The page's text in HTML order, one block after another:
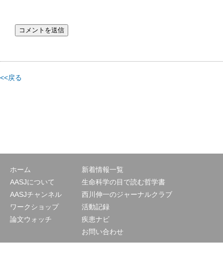
<<戻る
ホーム
AASJについて
AASJチャンネル
ワークショップ
論文ウォッチ
新着情報一覧
生命科学の目で読む哲学書
西川伸一のジャーナルクラブ
活動記録
疾患ナビ
お問い合わせ